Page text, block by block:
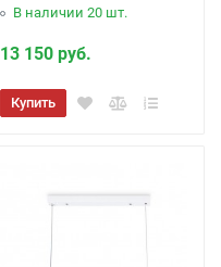
В наличии 20 шт.
13 150 руб.
Купить